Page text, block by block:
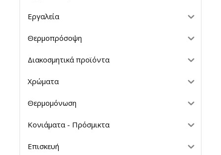
Εργαλεία
Θερμοπρόσοψη
Διακοσμητικά προϊόντα
Χρώματα
Θερμομόνωση
Κονιάματα - Πρόσμικτα
Επισκευή